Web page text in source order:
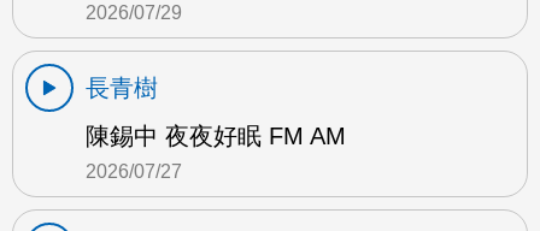
2026/07/29
長青樹
陳錫中 夜夜好眠 FM AM
2026/07/27